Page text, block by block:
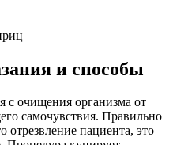
и способы
с очищения организма от
самочувствия. Правильно
пациента, это